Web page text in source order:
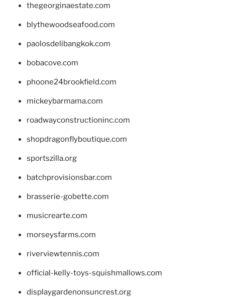
thegeorginaestate.com
blythewoodseafood.com
paolosdelibangkok.com
bobacove.com
phoone24brookfield.com
mickeybarmama.com
roadwayconstructioninc.com
shopdragonflyboutique.com
sportszilla.org
batchprovisionsbar.com
brasserie-gobette.com
musicrearte.com
morseysfarms.com
riverviewtennis.com
official-kelly-toys-squishmallows.com
displaygardenonsuncrest.org